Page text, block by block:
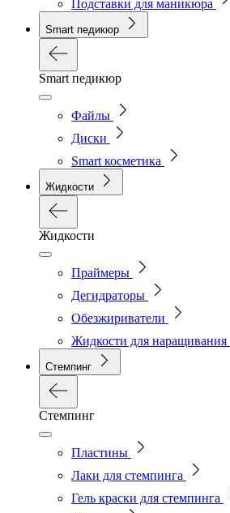
Подставки для маникюра
Smart педикюр
Smart педикюр
Файлы
Диски
Smart косметика
Жидкости
Жидкости
Праймеры
Дегидраторы
Обезжириватели
Жидкости для наращивания
Стемпинг
Стемпинг
Пластины
Лаки для стемпинга
Гель краски для стемпинга